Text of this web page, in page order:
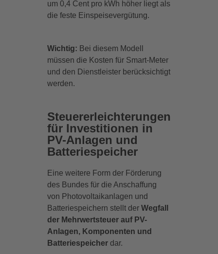
um 0,4 Cent pro kWh höher liegt als
die feste Einspeisevergütung.
Wichtig: Bei diesem Modell
müssen die Kosten für Smart-Meter
und den Dienstleister berücksichtigt
werden.
Steuererleichterungen
für Investitionen in
PV-Anlagen und
Batteriespeicher
Eine weitere Form der Förderung
des Bundes für die Anschaffung
von Photovoltaikanlagen und
Batteriespeichern stellt der Wegfall
der Mehrwertsteuer auf PV-
Anlagen, Komponenten und
Batteriespeicher dar.